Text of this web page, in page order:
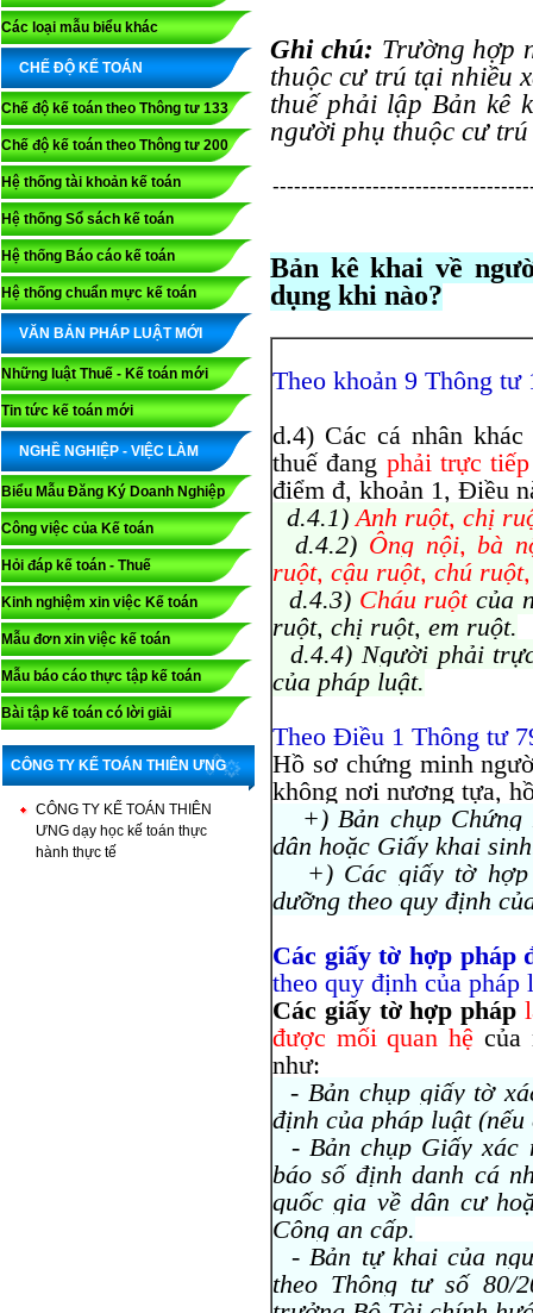
Các loại mẫu biểu khác
CHẾ ĐỘ KẾ TOÁN
Chế độ kế toán theo Thông tư 133
Chế độ kế toán theo Thông tư 200
Hệ thống tài khoản kế toán
Hệ thống Sổ sách kế toán
Hệ thống Báo cáo kế toán
Hệ thống chuẩn mực kế toán
VĂN BẢN PHÁP LUẬT MỚI
Những luật Thuế - Kế toán mới
Tin tức kế toán mới
NGHỀ NGHIỆP - VIỆC LÀM
Biểu Mẫu Đăng Ký Doanh Nghiệp
Công việc của Kế toán
Hỏi đáp kế toán - Thuế
Kinh nghiệm xin việc Kế toán
Mẫu đơn xin việc kế toán
Mẫu báo cáo thực tập kế toán
Bài tập kế toán có lời giải
CÔNG TY KẾ TOÁN THIÊN ƯNG
CÔNG TY KẾ TOÁN THIÊN
ƯNG dạy học kế toán thực
hành thực tế
Ghi chú: Trường hợp
thuộc cư trú tại nhiều
thuế phải lập Bản kê
người phụ thuộc cư
Bản kê khai về
dụng khi nào?
Theo khoản 9 Thông
d.4) Các cá nhân
thuế đang phải trực
điểm đ, khoản 1, Điều
d.4.1)Anh ruột, chị
d.4.2) Ông nội, bà
ruột, cậu ruột, chú
d.4.3) Cháu ruột của
ruột, chị ruột, em ruột.
d.4.4) Người phải
của pháp luật.
Theo Điều 1 Thông tư
Hồ sơ chứng minh
không nơi nương tựa,
+) Bản chụp Chứng
dân hoặc Giấy khai
+) Các giấy tờ hợp
dưỡng theo quy định
Các giấy tờ hợp pháp
theo quy định của pháp
Các giấy tờ hợp pháp
được mối quan hệ của
như:
- Bản chụp giấy tờ
định của pháp luật (nếu
- Bản chụp Giấy xác
báo số định danh cá
quốc gia về dân cư
Công an cấp.
- Bản tự khai của
theo Thông tư số 80/